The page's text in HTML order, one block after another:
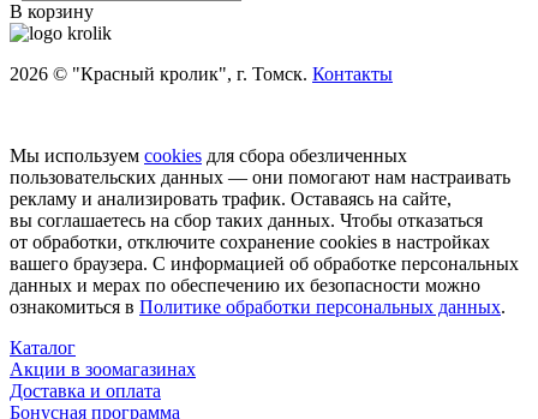
В корзину
2026 © "Красный кролик", г. Томск. Контакты
Мы используем cookies для сбора обезличенных
пользовательских данных — они помогают нам настраивать
рекламу и анализировать трафик. Оставаясь на сайте,
вы соглашаетесь на сбор таких данных. Чтобы отказаться
от обработки, отключите сохранение cookies в настройках
вашего браузера. С информацией об обработке персональных
данных и мерах по обеспечению их безопасности можно
ознакомиться в Политике обработки персональных данных.
Каталог
Акции в зоомагазинах
Доставка и оплата
Бонусная программа